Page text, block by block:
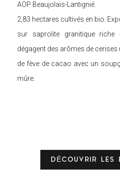
AOP Beaujolais-Lantignié.
2,83 hectares cultivés en bio.
sur saprolite granitique
dégagent des arômes de cerises
de fève de cacao avec un
mûre.
DÉCOUVRIR LES